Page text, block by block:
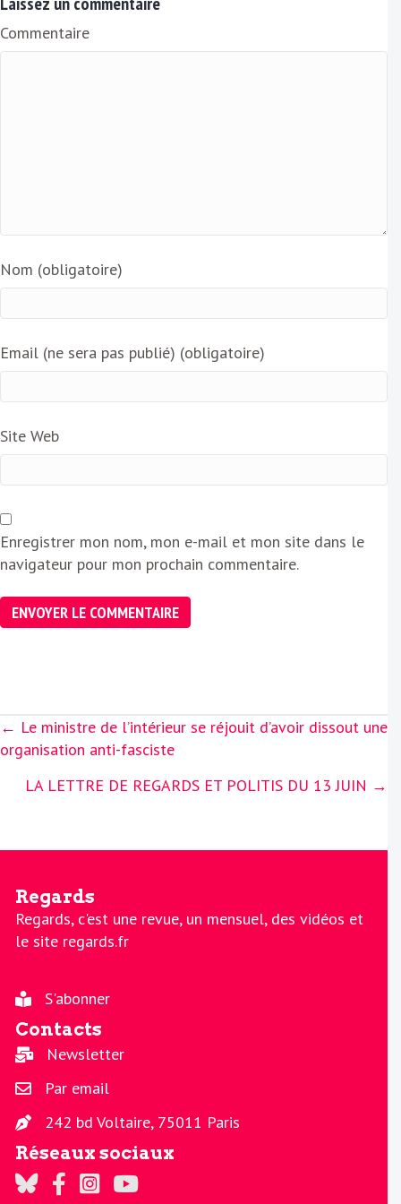
i
l
Commentaire
Nom (obligatoire)
Email (ne sera pas publié) (obligatoire)
Site Web
Enregistrer mon nom, mon e-mail et mon site dans le
navigateur pour mon prochain commentaire.
Posts
navigation
← Le ministre de l’intérieur se réjouit d’avoir dissout une
organisation anti-fasciste
LA LETTRE DE REGARDS ET POLITIS DU 13 JUIN →
Regards
Regards, c'est une revue, un mensuel, des vidéos et
le site regards.fr
S'abonner
Contacts
Newsletter
Par email
242 bd Voltaire, 75011 Paris
Réseaux sociaux
Regards sur Twitter
Regards sur Facebook
Regards sur Instagram
La chaine Regards sur Youtube